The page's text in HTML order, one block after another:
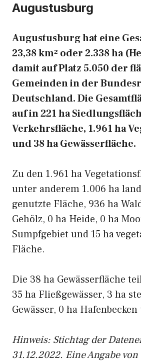
Augustusburg
Augustusburg hat eine
23,38 km² oder 2.338 ha
damit auf Platz 5.050 der
Gemeinden in der
Deutschland. Die
auf in 221 ha
Verkehrsfläche, 1.961 ha
und 38 ha Gewässerfläche.
Zu den 1.961 ha
unter anderem 1.006 ha
genutzte Fläche, 936 ha
Gehölz, 0 ha Heide, 0 ha
Sumpfgebiet und 15 ha
Fläche.
Die 38 ha Gewässerfläche
35 ha Fließgewässer, 3 ha
Gewässer, 0 ha
Hinweis: Stichtag der
31.12.2022. Eine Angabe